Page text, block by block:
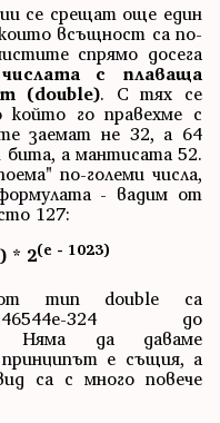
се срещат още един
всъщност са по-
спрямо досега
числата с плаваща
(double). С тях се
го правехме с
заемат не 32, а 64
бита, а мантисата 52.
по-големи числа,
- вадим от
127:
* 2(e - 1023)
от тип double са
324 до
Няма да даваме
е същия, а
са с много повече